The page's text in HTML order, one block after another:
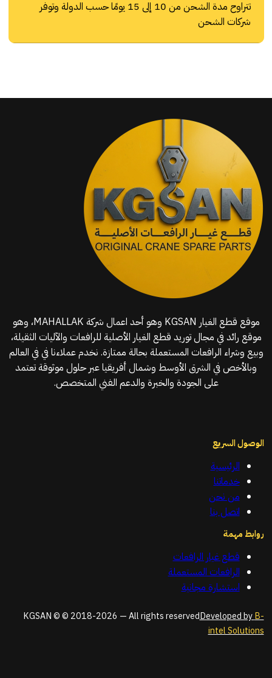
تتراوح مدة الشحن من 10 إلى 15 يومًا حسب الدولة وتوفر
شركات الشحن
موقع قطع الغيار KGSAN وهو أحد اعمال شركة MAHALLAK، وهو
موقع رائد في مجال توريد قطع الغيار الأصلية للرافعات والآليات الثقيلة،
وبيع وشراء الرافعات المستعملة بحالة ممتازة. نخدم عملاءنا في في العالم
وبالأخص في الشرق الأوسط وشمال أفريقيا عبر حلول موثوقة تعتمد
على الجودة والخبرة والدعم الفني المتخصص.
الوصول السريع
الرئيسية
خدماتنا
من نحن
اتصل بنا
روابط مهمة
قطع غيار الرافعات
الرافعات المستعملة
استشارة مجانية
KGSAN © © 2018-2026 — All rights reservedDeveloped byB-
intel Solutions